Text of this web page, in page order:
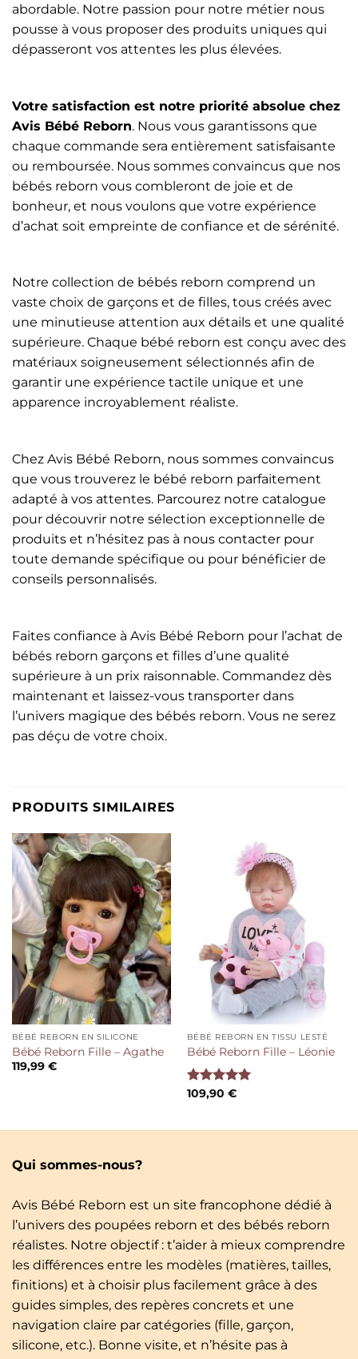
abordable. Notre passion pour notre métier nous
pousse à vous proposer des produits uniques qui
dépasseront vos attentes les plus élevées.
Votre satisfaction est notre priorité absolue chez
Avis Bébé Reborn. Nous vous garantissons que
chaque commande sera entièrement satisfaisante
ou remboursée. Nous sommes convaincus que nos
bébés reborn vous combleront de joie et de
bonheur, et nous voulons que votre expérience
d’achat soit empreinte de confiance et de sérénité.
Notre collection de bébés reborn comprend un
vaste choix de garçons et de filles, tous créés avec
une minutieuse attention aux détails et une qualité
supérieure. Chaque bébé reborn est conçu avec des
matériaux soigneusement sélectionnés afin de
garantir une expérience tactile unique et une
apparence incroyablement réaliste.
Chez Avis Bébé Reborn, nous sommes convaincus
que vous trouverez le bébé reborn parfaitement
adapté à vos attentes. Parcourez notre catalogue
pour découvrir notre sélection exceptionnelle de
produits et n’hésitez pas à nous contacter pour
toute demande spécifique ou pour bénéficier de
conseils personnalisés.
Faites confiance à Avis Bébé Reborn pour l’achat de
bébés reborn garçons et filles d’une qualité
supérieure à un prix raisonnable. Commandez dès
maintenant et laissez-vous transporter dans
l’univers magique des bébés reborn. Vous ne serez
pas déçu de votre choix.
PRODUITS SIMILAIRES
BÉBÉ REBORN EN SILICONE
Bébé Reborn Fille – Agathe
119,99 €
BÉBÉ REBORN EN TISSU LESTÉ
Bébé Reborn Fille – Léonie
Note5.00
109,90 €
Qui sommes-nous?
Avis Bébé Reborn est un site francophone dédié à
l’univers des poupées reborn et des bébés reborn
réalistes. Notre objectif : t’aider à mieux comprendre
les différences entre les modèles (matières, tailles,
finitions) et à choisir plus facilement grâce à des
guides simples, des repères concrets et une
navigation claire par catégories (fille, garçon,
silicone, etc.). Bonne visite, et n’hésite pas à